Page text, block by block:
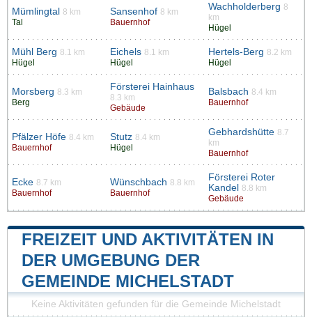
Mümlingtal
8 km
Tal
Sansenhof 8 km
Bauernhof
Wachholderberg 8
km
Hügel
Mühl Berg 8.1 km
Hügel
Eichels 8.1 km
Hügel
Hertels-Berg 8.2 km
Hügel
Morsberg 8.3 km
Berg
Försterei Hainhaus
8.3 km
Gebäude
Balsbach 8.4 km
Bauernhof
Pfälzer Höfe 8.4 km
Bauernhof
Stutz 8.4 km
Hügel
Gebhardshütte 8.7
km
Bauernhof
Ecke 8.7 km
Bauernhof
Wünschbach 8.8 km
Bauernhof
Försterei Roter
Kandel
8.8 km
Gebäude
FREIZEIT UND AKTIVITÄTEN IN
DER UMGEBUNG DER
GEMEINDE MICHELSTADT
Keine Aktivitäten gefunden für die Gemeinde Michelstadt